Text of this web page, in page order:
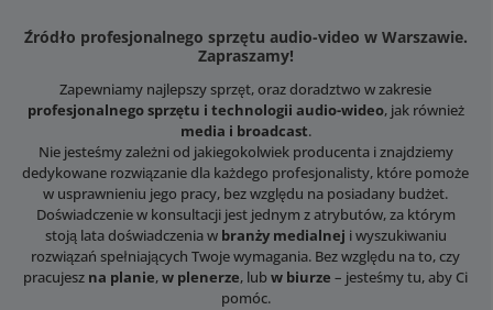
Źródło profesjonalnego sprzętu audio-video w Warszawie.
Zapraszamy!
Zapewniamy najlepszy sprzęt, oraz doradztwo w zakresie
profesjonalnego sprzętu i technologii audio-wideo, jak również
media i broadcast.
Nie jesteśmy zależni od jakiegokolwiek producenta i znajdziemy
dedykowane rozwiązanie dla każdego profesjonalisty, które pomoże
w usprawnieniu jego pracy, bez względu na posiadany budżet.
Doświadczenie w konsultacji jest jednym z atrybutów, za którym
stoją lata doświadczenia w branży medialnej i wyszukiwaniu
rozwiązań spełniających Twoje wymagania. Bez względu na to, czy
pracujesz na planie,w plenerze, lubw biurze – jesteśmy tu, aby Ci
pomóc.